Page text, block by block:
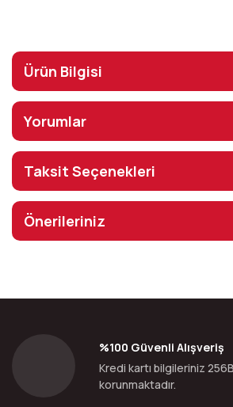
Ürün Bilgisi
Yorumlar
Taksit Seçenekleri
Önerileriniz
%100 Güvenli Alışveriş
Kredi kartı bilgileriniz
korunmaktadır.